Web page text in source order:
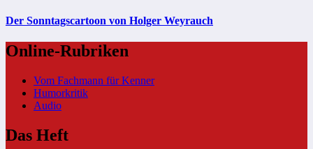
Der Sonntagscartoon von Holger Weyrauch
Online-Rubriken
Vom Fachmann für Kenner
Humorkritik
Audio
Das Heft